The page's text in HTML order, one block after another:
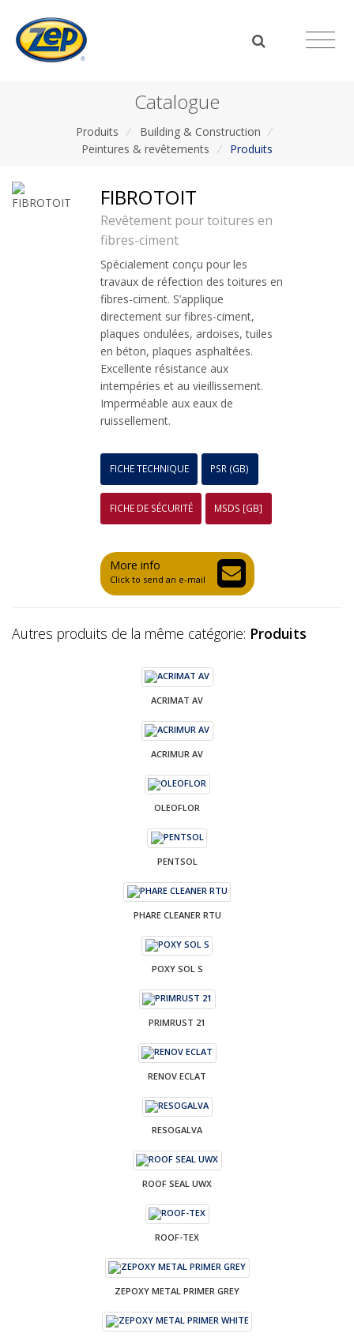
Catalogue
Produits / Building & Construction /
Peintures & revêtements / Produits
FIBROTOIT
Revêtement pour toitures en
fibres-ciment
Spécialement conçu pour les
travaux de réfection des toitures en
fibres-ciment. S’applique
directement sur fibres-ciment,
plaques ondulées, ardoises, tuiles
en béton, plaques asphaltées.
Excellente résistance aux
intempéries et au vieillissement.
Imperméable aux eaux de
ruissellement.
FICHE TECHNIQUE PSR (GB)
FICHE DE SÉCURITÉ MSDS [GB]
More info
Click to send an e-mail
Autres produits de la même catégorie: Produits
ACRIMAT AV
ACRIMUR AV
OLEOFLOR
PENTSOL
PHARE CLEANER RTU
POXY SOL S
PRIMRUST 21
RENOV ECLAT
RESOGALVA
ROOF SEAL UWX
ROOF-TEX
ZEPOXY METAL PRIMER GREY